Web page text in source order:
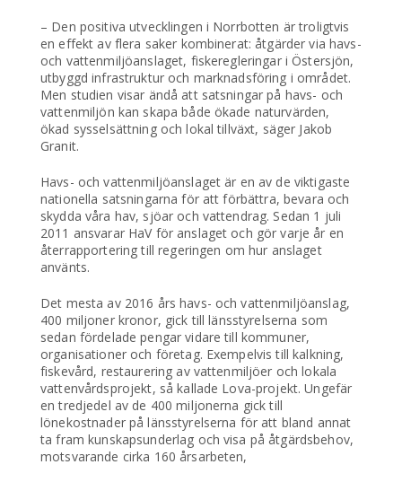
– Den positiva utvecklingen i Norrbotten är troligtvis
en effekt av flera saker kombinerat: åtgärder via havs-
och vattenmiljöanslaget, fiskeregleringar i Östersjön,
utbyggd infrastruktur och marknadsföring i området.
Men studien visar ändå att satsningar på havs- och
vattenmiljön kan skapa både ökade naturvärden,
ökad sysselsättning och lokal tillväxt, säger Jakob
Granit.
Havs- och vattenmiljöanslaget är en av de viktigaste
nationella satsningarna för att förbättra, bevara och
skydda våra hav, sjöar och vattendrag. Sedan 1 juli
2011 ansvarar HaV för anslaget och gör varje år en
återrapportering till regeringen om hur anslaget
använts.
Det mesta av 2016 års havs- och vattenmiljöanslag,
400 miljoner kronor, gick till länsstyrelserna som
sedan fördelade pengar vidare till kommuner,
organisationer och företag. Exempelvis till kalkning,
fiskevård, restaurering av vattenmiljöer och lokala
vattenvårdsprojekt, så kallade Lova-projekt. Ungefär
en tredjedel av de 400 miljonerna gick till
lönekostnader på länsstyrelserna för att bland annat
ta fram kunskapsunderlag och visa på åtgärdsbehov,
motsvarande cirka 160 årsarbeten,